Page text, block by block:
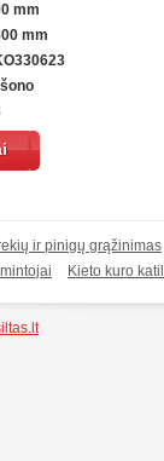
mm
mm
šono
ir pinigų grąžinimas
Kieto kuro